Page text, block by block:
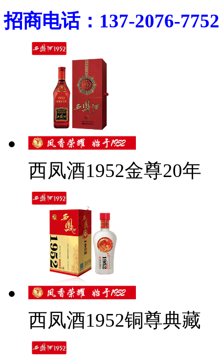
招商电话：137-2076-7752
西凤酒1952金尊20年
西凤酒1952铜尊典藏